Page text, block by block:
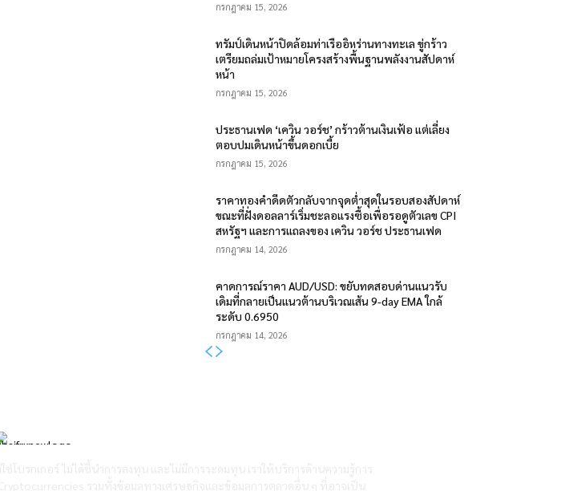
กรกฎาคม 15, 2026
ทรัมป์เดินหน้าปิดล้อมท่าเรืออิหร่านทางทะเล ขู่กร้าว
เตรียมถล่มเป้าหมายโครงสร้างพื้นฐานพลังงานสัปดาห์
หน้า
กรกฎาคม 15, 2026
ประธานเฟด ‘เควิน วอร์ช’ กร้าวต้านเงินเฟ้อ แต่เลี่ยง
ตอบปมเดินหน้าขึ้นดอกเบี้ย
กรกฎาคม 15, 2026
ราคาทองคำดีดตัวกลับจากจุดต่ำสุดในรอบสองสัปดาห์
ขณะที่ฝั่งดอลลาร์เริ่มชะลอแรงซื้อเพื่อรอดูตัวเลข CPI
สหรัฐฯ และการแถลงของ เควิน วอร์ช ประธานเฟด
กรกฎาคม 14, 2026
คาดการณ์ราคา AUD/USD: ขยับทดสอบด่านแนวรับ
เดิมที่กลายเป็นแนวต้านบริเวณเส้น 9-day EMA ใกล้
ระดับ 0.6950
กรกฎาคม 14, 2026